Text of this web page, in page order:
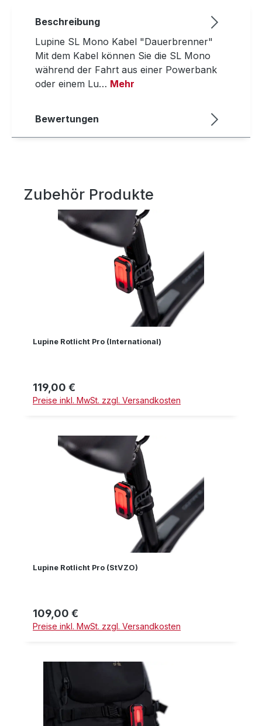
Beschreibung
Lupine SL Mono Kabel "Dauerbrenner"
Mit dem Kabel können Sie die SL Mono
während der Fahrt aus einer Powerbank
oder einem Lu… Mehr
Bewertungen
Produktgalerie überspringen
Zubehör Produkte
Lupine Rotlicht Pro (International)
Regulärer Preis:
119,00 €
Preise inkl. MwSt. zzgl. Versandkosten
Lupine Rotlicht Pro (StVZO)
Regulärer Preis:
109,00 €
Preise inkl. MwSt. zzgl. Versandkosten